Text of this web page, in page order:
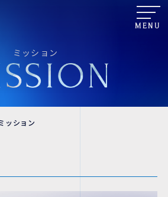
MENU
ミッション
ッション